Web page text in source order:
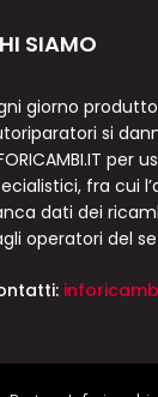
SIAMO
giorno
si
per
fra cui
dati dei
operatori del